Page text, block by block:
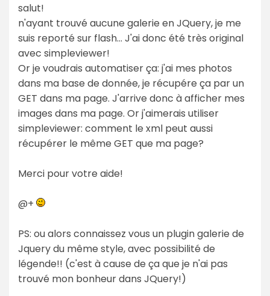
salut!
n'ayant trouvé aucune galerie en JQuery, je me
suis reporté sur flash... J'ai donc été très original
avec simpleviewer!
Or je voudrais automatiser ça: j'ai mes photos
dans ma base de donnée, je récupére ça par un
GET dans ma page. J'arrive donc à afficher mes
images dans ma page. Or j'aimerais utiliser
simpleviewer: comment le xml peut aussi
récupérer le même GET que ma page?
Merci pour votre aide!
@+
PS: ou alors connaissez vous un plugin galerie de
Jquery du même style, avec possibilité de
légende!! (c'est à cause de ça que je n'ai pas
trouvé mon bonheur dans JQuery!)